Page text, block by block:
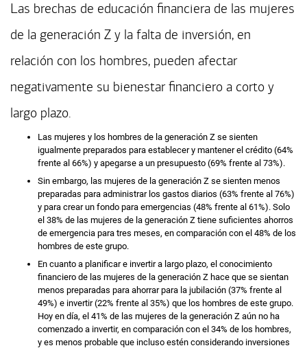
Las brechas de educación financiera de las mujeres
de la generación Z y la falta de inversión, en
relación con los hombres, pueden afectar
negativamente su bienestar financiero a corto y
largo plazo.
Las mujeres y los hombres de la generación Z se sienten
igualmente preparados para establecer y mantener el crédito (64%
frente al 66%) y apegarse a un presupuesto (69% frente al 73%).
Sin embargo, las mujeres de la generación Z se sienten menos
preparadas para administrar los gastos diarios (63% frente al 76%)
y para crear un fondo para emergencias (48% frente al 61%). Solo
el 38% de las mujeres de la generación Z tiene suficientes ahorros
de emergencia para tres meses, en comparación con el 48% de los
hombres de este grupo.
En cuanto a planificar e invertir a largo plazo, el conocimiento
financiero de las mujeres de la generación Z hace que se sientan
menos preparadas para ahorrar para la jubilación (37% frente al
49%) e invertir (22% frente al 35%) que los hombres de este grupo.
Hoy en día, el 41% de las mujeres de la generación Z aún no ha
comenzado a invertir, en comparación con el 34% de los hombres,
y es menos probable que incluso estén considerando inversiones